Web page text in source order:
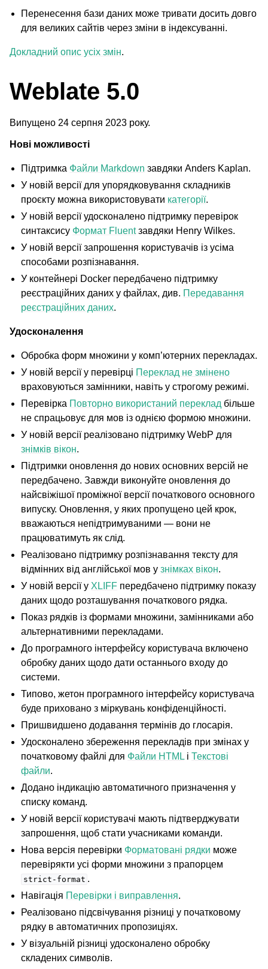
Перенесення бази даних може тривати досить довго
для великих сайтів через зміни в індексуванні.
Докладний опис усіх змін.
Weblate 5.0
Випущено 24 серпня 2023 року.
Нові можливості
Підтримка Файли Markdown завдяки Anders Kaplan.
У новій версії для упорядковування складників
проєкту можна використовувати категорії.
У новій версії удосконалено підтримку перевірок
синтаксису Формат Fluentзавдяки Henry Wilkes.
У новій версії запрошення користувачів із усіма
способами розпізнавання.
У контейнері Docker передбачено підтримку
реєстраційних даних у файлах, див. Передавання
реєстраційних даних.
Удосконалення
Обробка форм множини у комп’ютерних перекладах.
У новій версії у перевірці Переклад не змінено
враховуються замінники, навіть у строгому режимі.
Перевірка Повторно використаний переклад більше
не спрацьовує для мов із однією формою множини.
У новій версії реалізовано підтримку WebP для
знімків вікон.
Підтримки оновлення до нових основних версій не
передбачено. Завжди виконуйте оновлення до
найсвіжішої проміжної версії початкового основного
випуску. Оновлення, у яких пропущено цей крок,
вважаються непідтримуваними — вони не
працюватимуть як слід.
Реалізовано підтримку розпізнавання тексту для
відмінних від англійської мов узнімках вікон.
У новій версії у XLIFF передбачено підтримку показу
даних щодо розташування початкового рядка.
Показ рядків із формами множини, замінниками або
альтернативними перекладами.
До програмного інтерфейсу користувача включено
обробку даних щодо дати останнього входу до
системи.
Типово, жетон програмного інтерфейсу користувача
буде приховано з міркувань конфіденційності.
Пришвидшено додавання термінів до глосарія.
Удосконалено збереження перекладів при змінах у
початковому файлі для Файли HTML іТекстові
файли.
Додано індикацію автоматичного призначення у
списку команд.
У новій версії користувачі мають підтверджувати
запрошення, щоб стати учасниками команди.
Нова версія перевірки Форматовані рядки може
перевірякти усі форми множини з прапорцем
strict-format .
Навігація Перевірки і виправлення.
Реалізовано підсвічування різниці у початковому
рядку в автоматичних пропозиціях.
У візуальній різниці удосконалено обробку
складених символів.